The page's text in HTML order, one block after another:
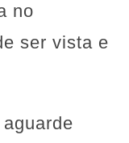
no
ser vista e